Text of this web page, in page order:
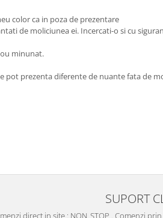
color ca in poza de prezentare
de moliciunea ei. Incercati-o si cu
minunat.
pot prezenta diferente de nuante fata de
SUPORT
direct in site : NON_STOP . Comenzi